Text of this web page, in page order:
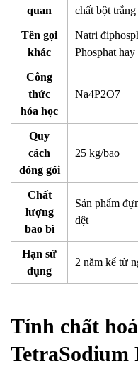
quan
chất bột trắng
Tên gọi
khác
Natri
Phosphat
Công
thức
hóa học
Na4P2O7
Quy
cách
đóng gói
25 kg/bao
Chất
lượng
bao bì
Sản phẩm
dệt
Hạn sử
dụng
2 năm kể từ
Tính chất
TetraSodium